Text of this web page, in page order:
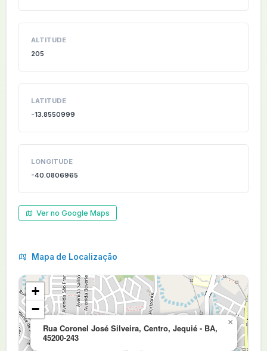
ALTITUDE
205
LATITUDE
-13.8550999
LONGITUDE
-40.0806965
Ver no Google Maps
Mapa de Localização
Rua Coronel José Silveira, Centro, Jequié - BA,
45200-243
×
+
−